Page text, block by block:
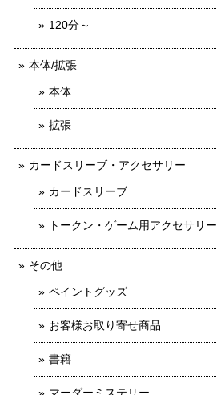
120分～
本体/拡張
本体
拡張
カードスリーブ・アクセサリー
カードスリーブ
トークン・ゲーム用アクセサリー
その他
ペイントグッズ
お客様お取り寄せ商品
書籍